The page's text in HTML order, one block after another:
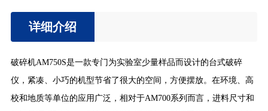
详细介绍
破碎机AM750S是一款专门为实验室少量样品而设计的台式破碎
仪，紧凑、小巧的机型节省了很大的空间，方便摆放。在环境、高
校和地质等单位的应用广泛，相对于AM700系列而言，进料尺寸和